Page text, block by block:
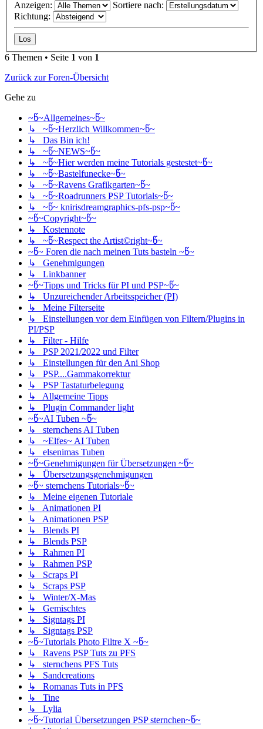
Anzeigen:
Sortiere nach:
Richtung:
6 Themen • Seite 1 von 1
Zurück zur Foren-Übersicht
Gehe zu
~წ~Allgemeines~წ~
↳ ~წ~Herzlich Willkommen~წ~
↳ Das Bin ich!
↳ ~წ~NEWS~წ~
↳ ~წ~Hier werden meine Tutorials gestestet~წ~
↳ ~წ~Bastelfunecke~წ~
↳ ~წ~Ravens Grafikgarten~წ~
↳ ~წ~Roadrunners PSP Tutorials~წ~
↳ ~წ~ knirisdreamgraphics-pfs-psp~წ~
~წ~Copyright~წ~
↳ Kostennote
↳ ~წ~Respect the Artist©right~წ~
~წ~ Foren die nach meinen Tuts basteln ~წ~
↳ Genehmigungen
↳ Linkbanner
~წ~Tipps und Tricks für PI und PSP~წ~
↳ Unzureichender Arbeitsspeicher (PI)
↳ Meine Filterseite
↳ Einstellungen vor dem Einfügen von Filtern/Plugins in
PI/PSP
↳ Filter - Hilfe
↳ PSP 2021/2022 und Filter
↳ Einstellungen für den Ani Shop
↳ PSP....Gammakorrektur
↳ PSP Tastaturbelegung
↳ Allgemeine Tipps
↳ Plugin Commander light
~წ~AI Tuben ~წ~
↳ sternchens AI Tuben
↳ ~Elfes~ AI Tuben
↳ elsenimas Tuben
~წ~Genehmigungen für Übersetzungen ~წ~
↳ Übersetzungsgenehmigungen
~წ~ sternchens Tutorials~წ~
↳ Meine eigenen Tutoriale
↳ Animationen PI
↳ Animationen PSP
↳ Blends PI
↳ Blends PSP
↳ Rahmen PI
↳ Rahmen PSP
↳ Scraps PI
↳ Scraps PSP
↳ Winter/X-Mas
↳ Gemischtes
↳ Signtags PI
↳ Signtags PSP
~წ~Tutorials Photo Filtre X ~წ~
↳ Ravens PSP Tuts zu PFS
↳ sternchens PFS Tuts
↳ Sandcreations
↳ Romanas Tuts in PFS
↳ Tine
↳ Lylia
~წ~Tutorial Übersetzungen PSP sternchen~წ~